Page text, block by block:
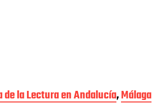
de la Lectura en Andalucía,Málaga